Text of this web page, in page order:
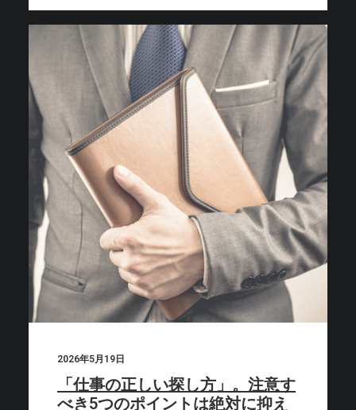
2026年5月19日
「仕事の正しい探し方」。注意す
べき5つのポイントは絶対に抑え